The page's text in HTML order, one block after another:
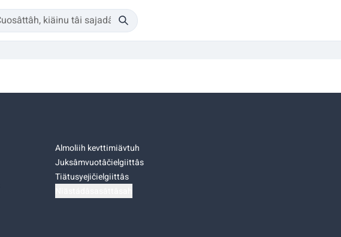
Almoliih kevttimiävtuh
Juksâmvuotâčielgiittâs
Tiätusyejičielgiittâs